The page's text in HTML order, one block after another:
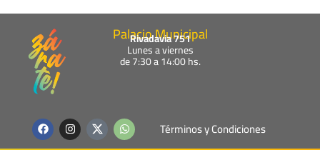
Palacio Municipal
Rivadavia 751
Lunes a viernes
de 7:30 a 14:00 hs.
F
a
c
I
n
s
W
h
a
Términos y Condiciones